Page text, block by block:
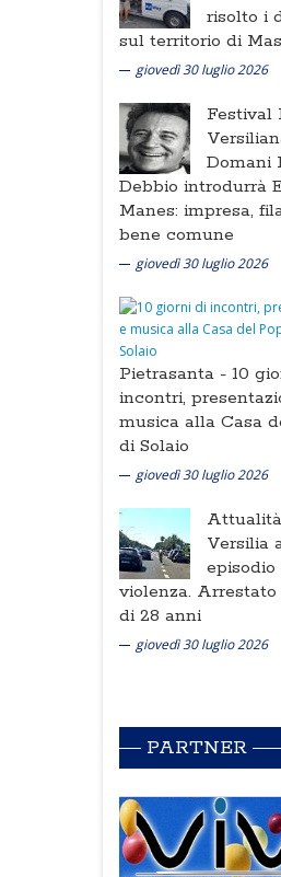
risolto i
sul territorio di
giovedì 30 luglio 2026
Festival
Domani
Debbio introdurrà
Manes: impresa,
bene comune
giovedì 30 luglio 2026
Pietrasanta - 10
incontri,
musica alla Casa
di Solaio
giovedì 30 luglio 2026
Versilia
violenza.
di 28 anni
giovedì 30 luglio 2026
PARTNER